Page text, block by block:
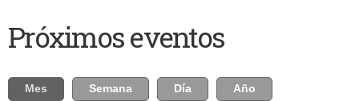
Próximos eventos
Solapas principales
Mes (solapa activa)
Semana Día Año